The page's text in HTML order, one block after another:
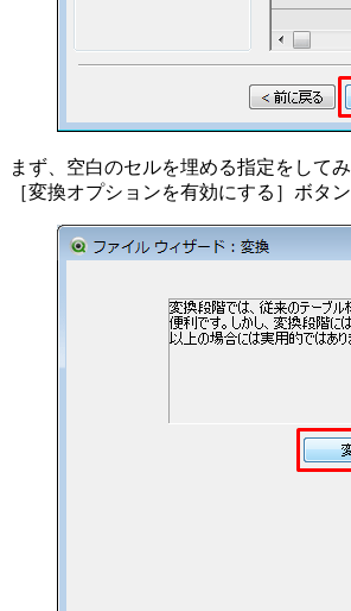
まず、空白のセルを埋める指定をしてみ
［変換オプションを有効にする］ボタ